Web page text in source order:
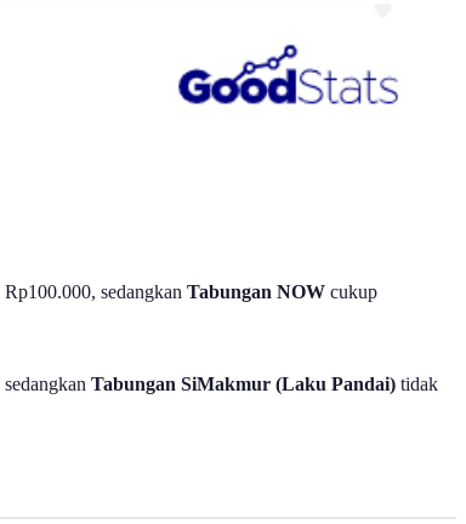
sedangkan Tabungan NOW cukup
Tabungan SiMakmur (Laku Pandai) tidak